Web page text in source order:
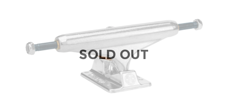
SOLD OUT